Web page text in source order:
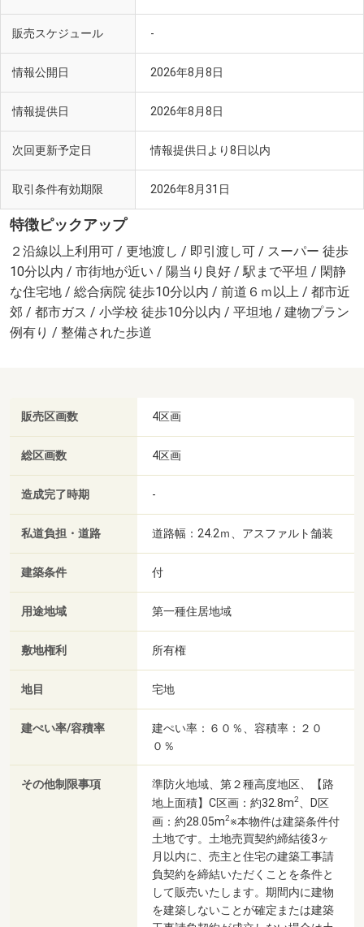
販売スケジュール -
情報公開日 2026年8月8日
情報提供日 2026年8月8日
次回更新予定日 情報提供日より8日以内
取引条件有効期限 2026年8月31日
特徴ピックアップ
２沿線以上利用可 / 更地渡し / 即引渡し可 / スーパー 徒歩
10分以内 / 市街地が近い / 陽当り良好 / 駅まで平坦 / 閑静
な住宅地 / 総合病院 徒歩10分以内 / 前道６ｍ以上 / 都市近
郊 / 都市ガス / 小学校 徒歩10分以内 / 平坦地 / 建物プラン
例有り / 整備された歩道
販売区画数 4区画
総区画数 4区画
造成完了時期 -
私道負担・道路 道路幅：24.2ｍ、アスファルト舗装
建築条件 付
用途地域 第一種住居地域
敷地権利 所有権
地目 宅地
建ぺい率/容積率
建ぺい率：６０％、容積率：２０
０％
その他制限事項
準防火地域、第２種高度地区、【路
地上面積】C区画：約32.8m2
、D区
画：約28.05m2※本物件は建築条件付
土地です。土地売買契約締結後3ヶ
月以内に、売主と住宅の建築工事請
負契約を締結いただくことを条件と
して販売いたします。期間内に建物
を建築しないことが確定または建築